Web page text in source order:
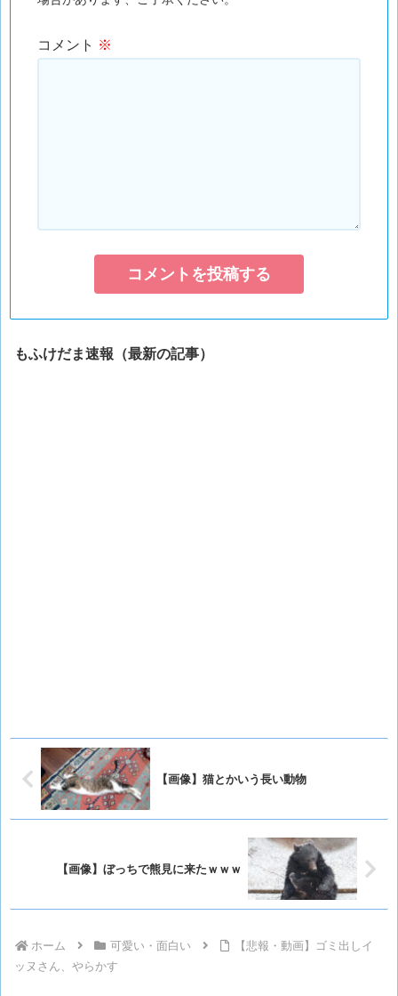
コメント ※
もふけだま速報（最新の記事）
【画像】猫とかいう長い動物
【画像】ぼっちで熊見に来たｗｗｗ
ホーム 可愛い・面白い
【悲報・動画】ゴミ出しイ
ッヌさん、やらかす